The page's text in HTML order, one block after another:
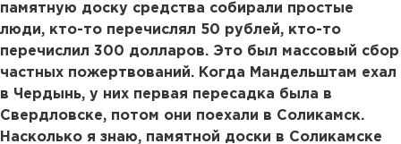
памятную доску средства собирали простые
люди, кто-то перечислял 50 рублей, кто-то
перечислил 300 долларов. Это был массовый сбор
частных пожертвований. Когда Мандельштам ехал
в Чердынь, у них первая пересадка была в
Свердловске, потом они поехали в Соликамск.
Насколько я знаю, памятной доски в Соликамске